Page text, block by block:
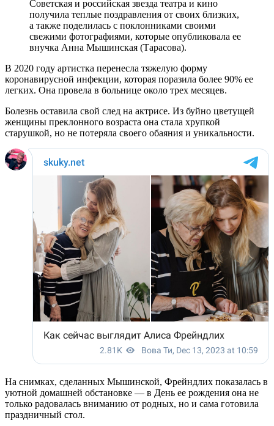
Советская и российская звезда театра и кино
получила теплые поздравления от своих близких,
а также поделилась с поклонниками своими
свежими фотографиями, которые опубликовала ее
внучка Анна Мышинская (Тарасова).
В 2020 году артистка перенесла тяжелую форму
коронавирусной инфекции, которая поразила более 90% ее
легких. Она провела в больнице около трех месяцев.
Болезнь оставила свой след на актрисе. Из буйно цветущей
женщины преклонного возраста она стала хрупкой
старушкой, но не потеряла своего обаяния и уникальности.
На снимках, сделанных Мышинской, Фрейндлих показалась в
уютной домашней обстановке — в День ее рождения она не
только радовалась вниманию от родных, но и сама готовила
праздничный стол.